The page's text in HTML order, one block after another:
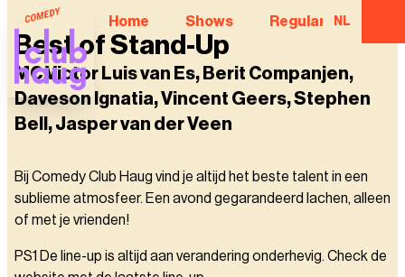
Home Shows Regular NL
Best of Stand-Up
MC Victor Luis van Es, Berit Companjen,
Daveson Ignatia, Vincent Geers, Stephen
Bell, Jasper van der Veen
Bij Comedy Club Haug vind je altijd het beste talent in een
sublieme atmosfeer. Een avond gegarandeerd lachen, alleen
of met je vrienden!
PS1 De line-up is altijd aan verandering onderhevig. Check de